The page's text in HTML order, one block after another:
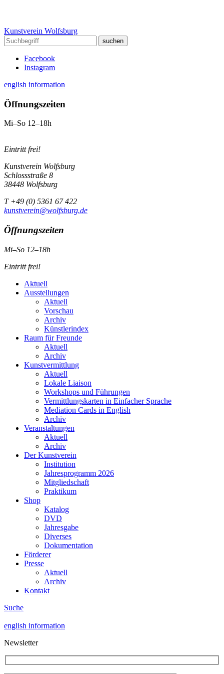
Kunstverein Wolfsburg
Facebook
Instagram
english information
Öffnungszeiten
Mi–So 12–18h
Eintritt frei!
Kunstverein Wolfsburg
Schlossstraße 8
38448 Wolfsburg
T +49 (0) 5361 67 422
kunstverein@wolfsburg.de
Öffnungszeiten
Mi–So 12–18h
Eintritt frei!
Aktuell
Ausstellungen
Aktuell
Vorschau
Archiv
Künstlerindex
Raum für Freunde
Aktuell
Archiv
Kunstvermittlung
Aktuell
Lokale Liaison
Workshops und Führungen
Vermittlungskarten in Einfacher Sprache
Mediation Cards in English
Archiv
Veranstaltungen
Aktuell
Archiv
Der Kunstverein
Institution
Jahresprogramm 2026
Mitgliedschaft
Praktikum
Shop
Katalog
DVD
Jahresgabe
Diverses
Dokumentation
Förderer
Presse
Aktuell
Archiv
Kontakt
Suche
english information
Newsletter